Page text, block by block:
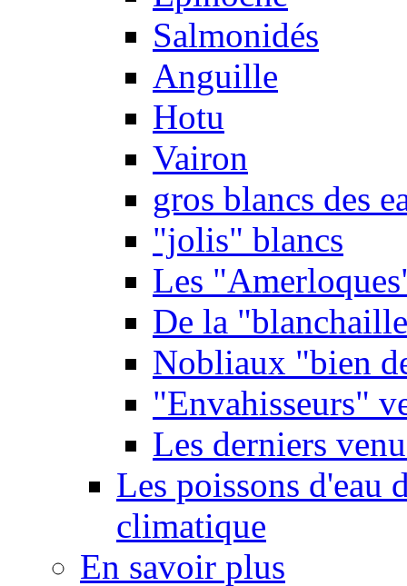
Salmonidés
Anguille
Hotu
Vairon
gros blancs des
"jolis" blancs
Les
De la
Nobliaux "bien
"Envahisseurs"
Les derniers
Les poissons d'eau
climatique
En savoir plus